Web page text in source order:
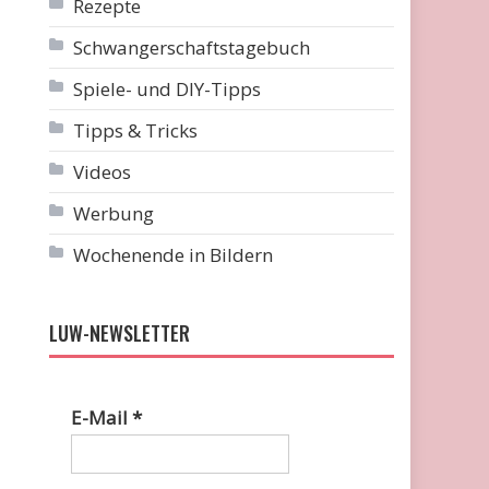
Rezepte
Schwangerschaftstagebuch
Spiele- und DIY-Tipps
Tipps & Tricks
Videos
Werbung
Wochenende in Bildern
LUW-NEWSLETTER
E-Mail*